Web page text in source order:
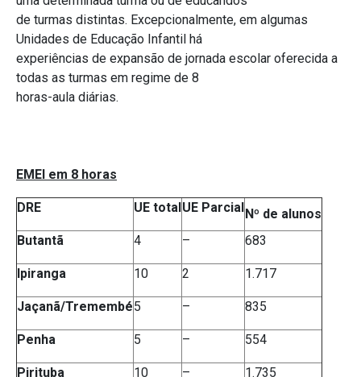
de turmas distintas. Excepcionalmente, em algumas
Unidades de Educação Infantil há
experiências de expansão de jornada escolar oferecida a
todas as turmas em regime de 8
horas-aula diárias.
EMEI em 8 horas
DRE UE totalUE ParcialNº de alunos
Butantã
4 – 683
Ipiranga 10 2 1.717
Jaçanã/Tremembé5 – 835
Penha 5 – 554
Pirituba 10 – 1.735